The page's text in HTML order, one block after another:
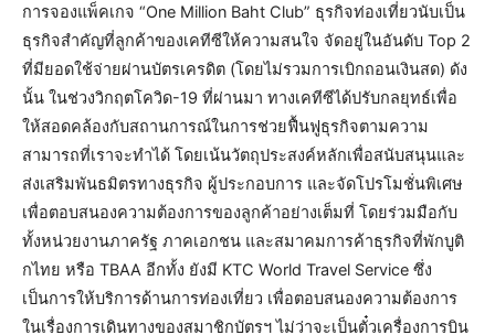
การจองแพ็คเกจ “One Million Baht Club” ธุรกิจท่องเที่ยวนับเป็น
ธุรกิจสำคัญที่ลูกค้าของเคทีซีให้ความสนใจ จัดอยู่ในอันดับ Top 2
ที่มียอดใช้จ่ายผ่านบัตรเครดิต (โดยไม่รวมการเบิกถอนเงินสด) ดัง
นั้น ในช่วงวิกฤตโควิด-19 ที่ผ่านมา ทางเคทีซีได้ปรับกลยุทธ์เพื่อ
ให้สอดคล้องกับสถานการณ์ในการช่วยฟื้นฟูธุรกิจตามความ
สามารถที่เราจะทำได้ โดยเน้นวัตถุประสงค์หลักเพื่อสนับสนุนและ
ส่งเสริมพันธมิตรทางธุรกิจ ผู้ประกอบการ และจัดโปรโมชั่นพิเศษ
เพื่อตอบสนองความต้องการของลูกค้าอย่างเต็มที่ โดยร่วมมือกับ
ทั้งหน่วยงานภาครัฐ ภาคเอกชน และสมาคมการค้าธุรกิจที่พักบูติ
กไทย หรือ TBAA อีกทั้ง ยังมี KTC World Travel Service ซึ่ง
เป็นการให้บริการด้านการท่องเที่ยว เพื่อตอบสนองความต้องการ
ในเรื่องการเดินทางของสมาชิกบัตรฯ ไม่ว่าจะเป็นตั๋วเครื่องการบิน